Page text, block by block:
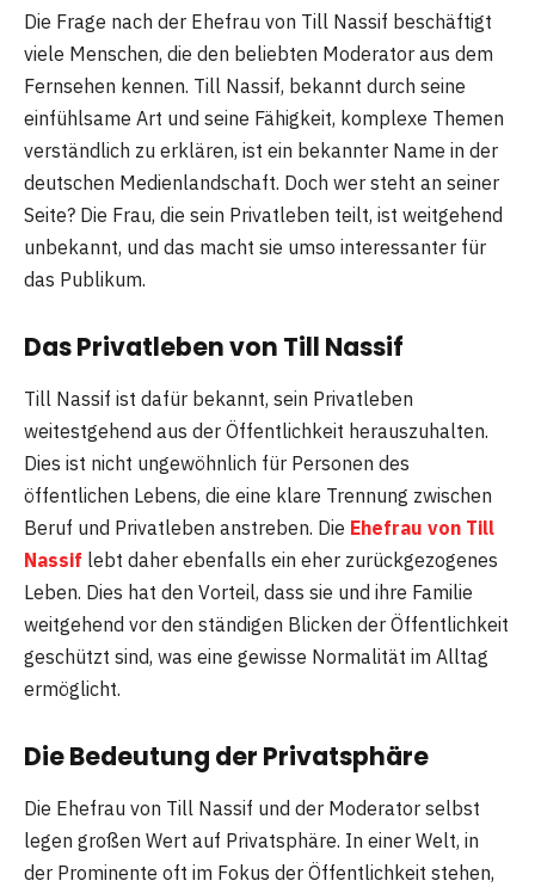
Die Frage nach der Ehefrau von Till Nassif beschäftigt
viele Menschen, die den beliebten Moderator aus dem
Fernsehen kennen. Till Nassif, bekannt durch seine
einfühlsame Art und seine Fähigkeit, komplexe Themen
verständlich zu erklären, ist ein bekannter Name in der
deutschen Medienlandschaft. Doch wer steht an seiner
Seite? Die Frau, die sein Privatleben teilt, ist weitgehend
unbekannt, und das macht sie umso interessanter für
das Publikum.
Das Privatleben von Till Nassif
Till Nassif ist dafür bekannt, sein Privatleben
weitestgehend aus der Öffentlichkeit herauszuhalten.
Dies ist nicht ungewöhnlich für Personen des
öffentlichen Lebens, die eine klare Trennung zwischen
Beruf und Privatleben anstreben. Die Ehefrau von Till
Nassif lebt daher ebenfalls ein eher zurückgezogenes
Leben. Dies hat den Vorteil, dass sie und ihre Familie
weitgehend vor den ständigen Blicken der Öffentlichkeit
geschützt sind, was eine gewisse Normalität im Alltag
ermöglicht.
Die Bedeutung der Privatsphäre
Die Ehefrau von Till Nassif und der Moderator selbst
legen großen Wert auf Privatsphäre. In einer Welt, in
der Prominente oft im Fokus der Öffentlichkeit stehen,